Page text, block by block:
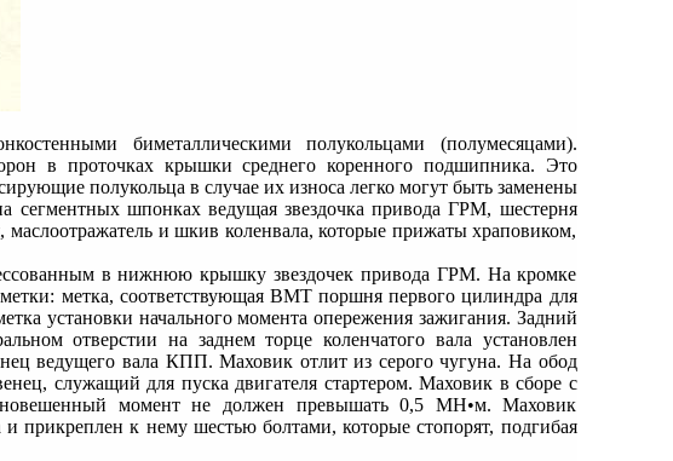
биметаллическими полукольцами (полумесяцами).
в проточках крышки среднего коренного подшипника. Это
полукольца в случае их износа легко могут быть заменены
сегментных шпонках ведущая звездочка привода ГРМ, шестерня
маслоотражатель и шкив коленвала, которые прижаты храповиком,
в нижнюю крышку звездочек привода ГРМ. На кромке
метка, соответствующая ВМТ поршня первого цилиндра для
установки начального момента опережения зажигания. Задний
отверстии на заднем торце коленчатого вала установлен
ведущего вала КПП. Маховик отлит из серого чугуна. На обод
служащий для пуска двигателя стартером. Маховик в сборе с
момент не должен превышать 0,5 МН•м. Маховик
прикреплен к нему шестью болтами, которые стопорят, подгибая